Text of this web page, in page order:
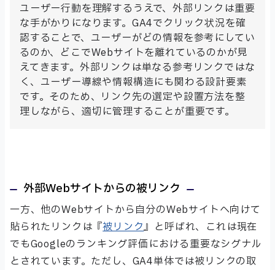
ユーザー行動を理解するうえで、外部リンクは重要
な手がかりになります。GA4でクリック状況を確
認することで、ユーザーがどの情報を参考にしてい
るのか、どこでWebサイトを離れているのかが見
えてきます。外部リンクは単なる参考リンクではな
く、ユーザー導線や情報構造にも関わる設計要素
です。そのため、リンク先の選定や設置方法を整
理しながら、適切に管理することが重要です。
外部Webサイトからの被リンク
一方、他のWebサイトから自分のWebサイトへ向けて
貼られたリンクは『被リンク』と呼ばれ、これは現在
でもGoogleのランキング評価における重要なシグナル
とされています。ただし、GA4単体では被リンクの取